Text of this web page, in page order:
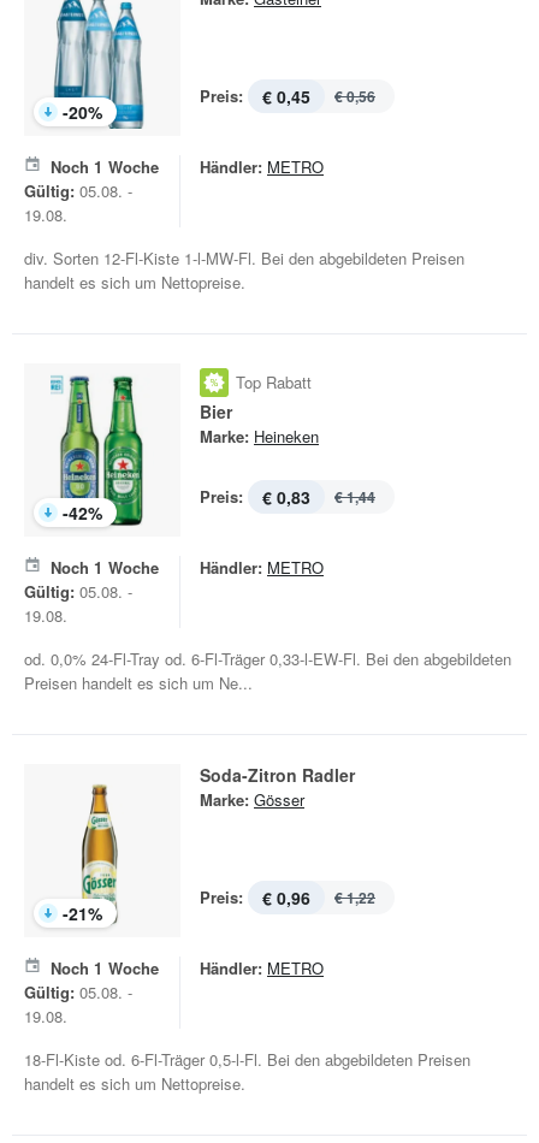
-20%
Preis: € 0,45 € 0,56
Noch 1 Woche
Gültig: 05.08. -
19.08.
Händler: METRO
div. Sorten 12-Fl-Kiste 1-l-MW-Fl. Bei den abgebildeten Preisen
handelt es sich um Nettopreise.
-42%
Top Rabatt
Bier
Marke: Heineken
Preis: € 0,83 € 1,44
Noch 1 Woche
Gültig: 05.08. -
19.08.
Händler: METRO
od. 0,0% 24-Fl-Tray od. 6-Fl-Träger 0,33-l-EW-Fl. Bei den abgebildeten
Preisen handelt es sich um Ne...
-21%
Soda-Zitron Radler
Marke: Gösser
Preis: € 0,96 € 1,22
Noch 1 Woche
Gültig: 05.08. -
19.08.
Händler: METRO
18-Fl-Kiste od. 6-Fl-Träger 0,5-l-Fl. Bei den abgebildeten Preisen
handelt es sich um Nettopreise.